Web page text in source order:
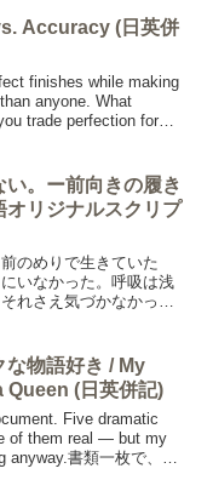
Accuracy (日英併
finishes while making
anyone. What
trade perfection for
い。ー前向きの履き
オリジナルスクリプ
のめりで生きていた
いなかった。呼吸は浅
れさえ気づかなかっ
な物語好き / My
Queen (日英併記)
Five dramatic
of them real — but my
anyway.書類一枚で、頭